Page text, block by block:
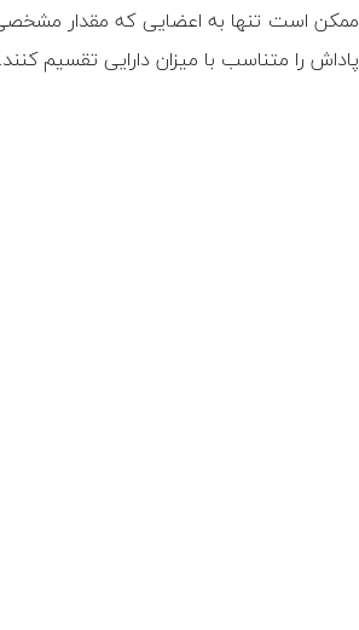
ممکن است تنها به اعضایی که مقدار
پاداش را متناسب با میزان دارایی تقسیم کنند.